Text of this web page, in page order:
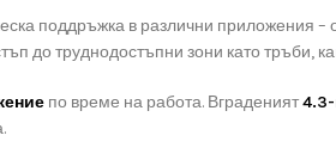
поддръжка в различни приложения –
до труднодостъпни зони като тръби,
по време на работа. Вграденият